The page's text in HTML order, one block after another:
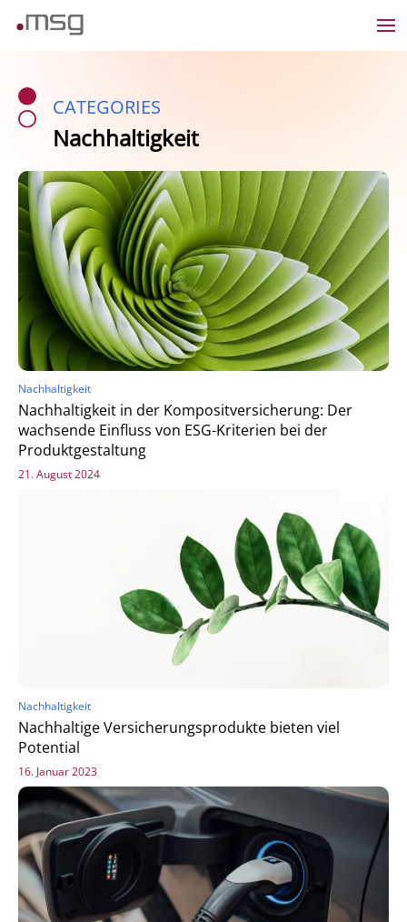
CATEGORIES
Nachhaltigkeit
Nachhaltigkeit
Nachhaltigkeit in der Kompositversicherung: Der
wachsende Einfluss von ESG-Kriterien bei der
Produktgestaltung
21. August 2024
Nachhaltigkeit
Nachhaltige Versicherungsprodukte bieten viel
Potential
16. Januar 2023